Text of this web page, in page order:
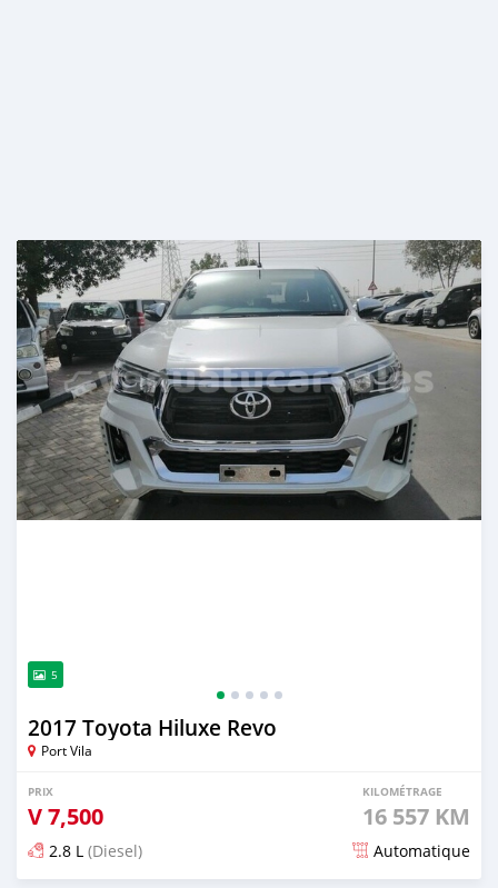
5
2017 Toyota Hiluxe Revo
Port Vila
PRIX
V7,500
KILOMÉTRAGE
16 557 KM
2.8 L (Diesel) Automatique